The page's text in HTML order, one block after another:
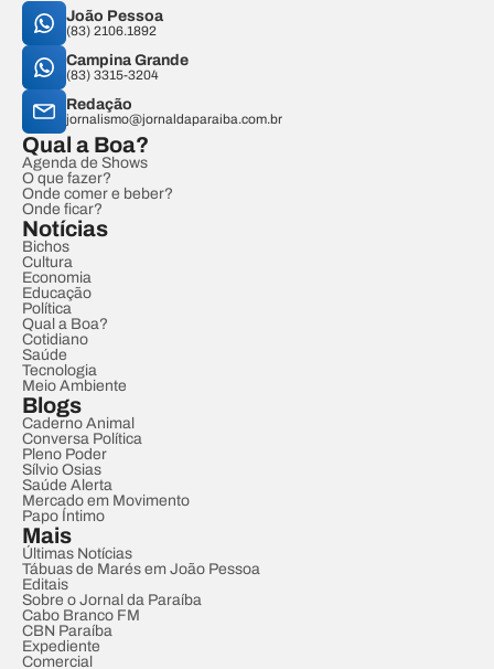
João Pessoa
(83) 2106.1892
Campina Grande
(83) 3315-3204
Redação
jornalismo@jornaldaparaiba.com.br
Qual a Boa?
Agenda de Shows
O que fazer?
Onde comer e beber?
Onde ficar?
Notícias
Bichos
Cultura
Economia
Educação
Política
Qual a Boa?
Cotidiano
Saúde
Tecnologia
Meio Ambiente
Blogs
Caderno Animal
Conversa Política
Pleno Poder
Sílvio Osias
Saúde Alerta
Mercado em Movimento
Papo Íntimo
Mais
Últimas Notícias
Tábuas de Marés em João Pessoa
Editais
Sobre o Jornal da Paraíba
Cabo Branco FM
CBN Paraíba
Expediente
Comercial